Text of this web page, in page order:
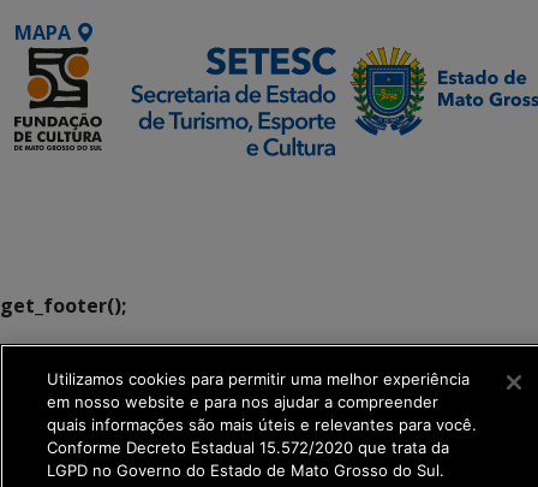
MAPA
get_footer();
Utilizamos cookies para permitir uma melhor experiência
em nosso website e para nos ajudar a compreender
quais informações são mais úteis e relevantes para você.
Conforme Decreto Estadual 15.572/2020 que trata da
LGPD no Governo do Estado de Mato Grosso do Sul.